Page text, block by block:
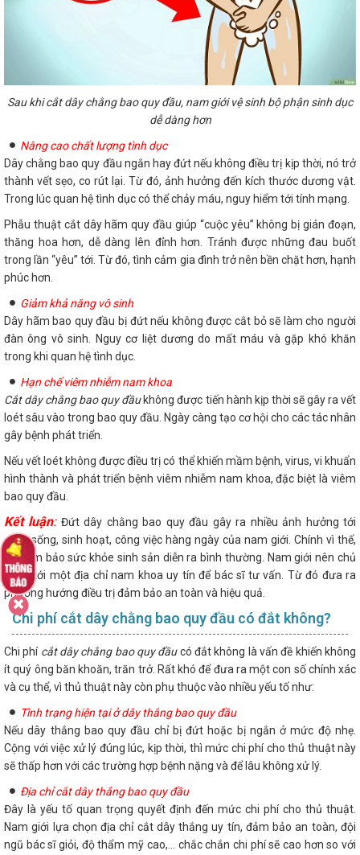
Sau khi cắt dây chằng bao quy đầu, nam giới vệ sinh bộ phận sinh dục
dễ dàng hơn
Nâng cao chất lượng tình dục
Dây chằng bao quy đầu ngắn hay đứt nếu không điều trị kịp thời, nó trở
thành vết sẹo, co rút lại. Từ đó, ảnh hưởng đến kích thước dương vật.
Trong lúc quan hệ tình dục có thể chảy máu, nguy hiểm tới tính mạng.
Phẫu thuật cắt dây hãm quy đầu giúp “cuộc yêu” không bị gián đoạn,
thăng hoa hơn, dễ dàng lên đỉnh hơn. Tránh được những đau buốt
trong lần “yêu” tới. Từ đó, tình cảm gia đình trở nên bền chặt hơn, hạnh
phúc hơn.
Giảm khả năng vô sinh
Dây hãm bao quy đầu bị đứt nếu không được cắt bỏ sẽ làm cho người
đàn ông vô sinh. Nguy cơ liệt dương do mất máu và gặp khó khăn
trong khi quan hệ tình dục.
Hạn chế viêm nhiễm nam khoa
Cắt dây chằng bao quy đầukhông được tiến hành kịp thời sẽ gây ra vết
loét sâu vào trong bao quy đầu. Ngày càng tạo cơ hội cho các tác nhân
gây bệnh phát triển.
Nếu vết loét không được điều trị có thể khiến mầm bệnh, virus, vi khuẩn
hình thành và phát triển bệnh viêm nhiễm nam khoa, đặc biệt là viêm
bao quy đầu.
Kết luận:Đứt dây chằng bao quy đầu gây ra nhiều ảnh hưởng tới
cuộc sống, sinh hoạt, công việc hàng ngày của nam giới. Chính vì thế,
để đảm bảo sức khỏe sinh sản diễn ra bình thường. Nam giới nên chủ
động tới một địa chỉ nam khoa uy tín để bác sĩ tư vấn. Từ đó đưa ra
phương hướng điều trị đảm bảo an toàn và hiệu quả.
Chi phí cắt dây chằng bao quy đầu có đắt không?
Chi phí cắt dây chằng bao quy đầucó đắt không là vấn đề khiến không
ít quý ông băn khoăn, trăn trở. Rất khó để đưa ra một con số chính xác
và cụ thể, vì thủ thuật này còn phụ thuộc vào nhiều yếu tố như:
Tình trạng hiện tại ở dây thắng bao quy đầu
Nếu dây thắng bao quy đầu chỉ bị đứt hoặc bị ngắn ở mức độ nhẹ.
Cộng với việc xử lý đúng lúc, kịp thời, thì mức chi phí cho thủ thuật này
sẽ thấp hơn với các trường hợp bệnh nặng và để lâu không xử lý.
Địa chỉ cắt dây thắng bao quy đầu
Đây là yếu tố quan trọng quyết định đến mức chi phí cho thủ thuật.
Nam giới lựa chọn địa chỉ cắt dây thắng uy tín, đảm bảo an toàn, đội
ngũ bác sĩ giỏi, độ thẩm mỹ cao,... chắc chắn chi phí sẽ cao hơn so với